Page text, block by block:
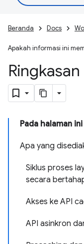
Beranda Docs
Apakah informasi ini
Pada halaman ini
Apa yang
Siklus proses
secara
Akses ke API
API asinkron